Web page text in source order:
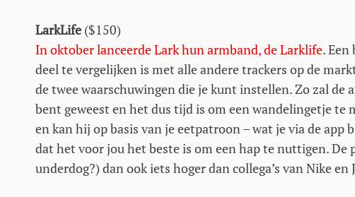
LarkLife ($150)
In oktober lanceerde Lark hun armband, de Larklife.
deel te vergelijken is met alle andere trackers op de
de twee waarschuwingen die je kunt instellen. Zo zal de
bent geweest en het dus tijd is om een wandelingetje
en kan hij op basis van je eetpatroon – wat je via de
dat het voor jou het beste is om een hap te nuttigen. De
underdog?) dan ook iets hoger dan collega’s van Nike en